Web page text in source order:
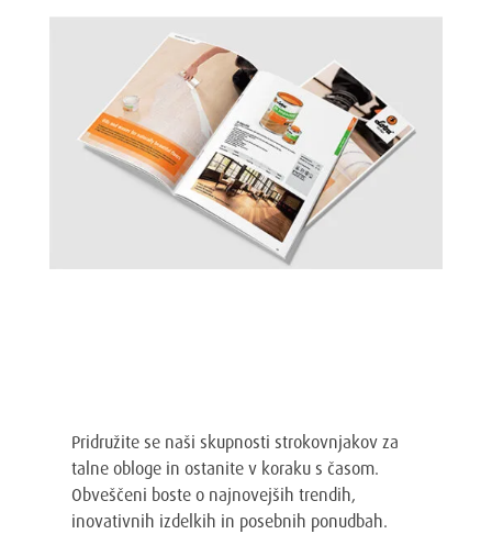
Pridružite se naši skupnosti strokovnjakov za
talne obloge in ostanite v koraku s časom.
Obveščeni boste o najnovejših trendih,
inovativnih izdelkih in posebnih ponudbah.